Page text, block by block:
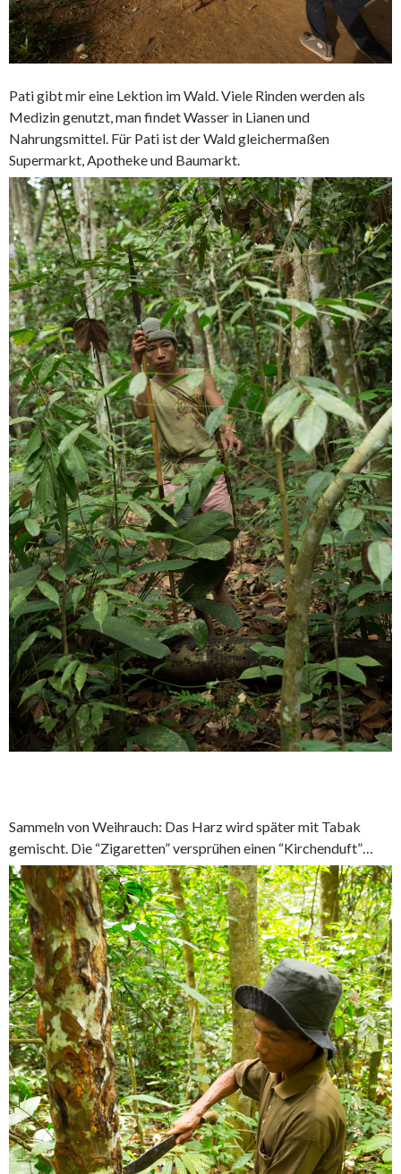
Pati gibt mir eine Lektion im Wald. Viele Rinden werden als
Medizin genutzt, man findet Wasser in Lianen und
Nahrungsmittel. Für Pati ist der Wald gleichermaßen
Supermarkt, Apotheke und Baumarkt.
Sammeln von Weihrauch: Das Harz wird später mit Tabak
gemischt. Die “Zigaretten” versprühen einen “Kirchenduft”…